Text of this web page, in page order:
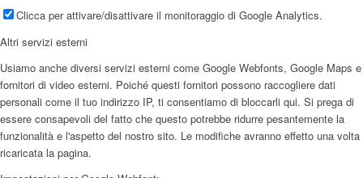
Clicca per attivare/disattivare il monitoraggio di Google Analytics.
Altri servizi esterni
Usiamo anche diversi servizi esterni come Google Webfonts, Google Maps e
fornitori di video esterni. Poiché questi fornitori possono raccogliere dati
personali come il tuo indirizzo IP, ti consentiamo di bloccarli qui. Si prega di
essere consapevoli del fatto che questo potrebbe ridurre pesantemente la
funzionalità e l'aspetto del nostro sito. Le modifiche avranno effetto una volta
ricaricata la pagina.